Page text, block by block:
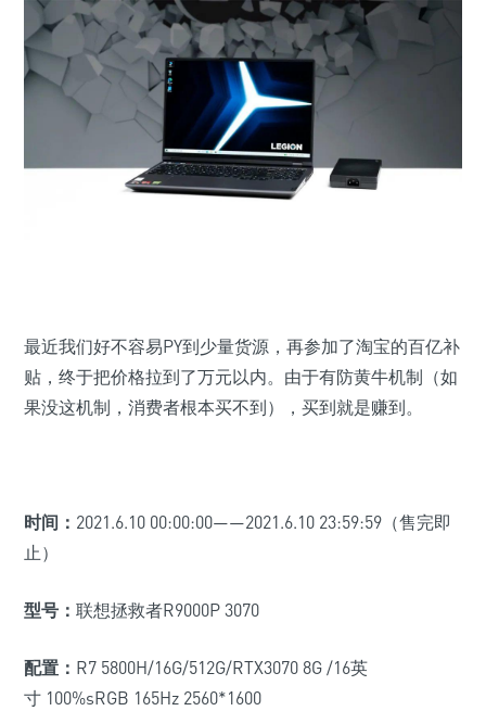
最近我们好不容易PY到少量货源，再参加了淘宝的百亿补
贴，终于把价格拉到了万元以内。由于有防黄牛机制 （如
果没这机制，消费者根本买不到）
，买到就是赚到。
时间： 2021.6.10 00:00:00——2021.6.10 23:59:59（售完即
止）
型号： 联想拯救者R9000P 3070
配置： R7 5800H/16G/512G/RTX3070 8G /16英
寸 100%sRGB 165Hz 2560*1600